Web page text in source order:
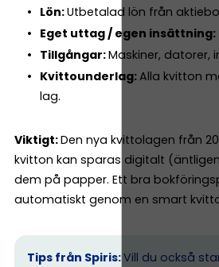
Lön:Utbetalad lön från
Eget uttag / egen insättning:
Tillgångar:Maskiner, datorer,
Kvittounderlag:Alla kvitton
lag.
Viktigt:Den nya kvittolagen från
kvitton kan sparas digitalt
dem på papper. Ett bra
automatiskt genom en smart
Tips från Spiris:Vill du också